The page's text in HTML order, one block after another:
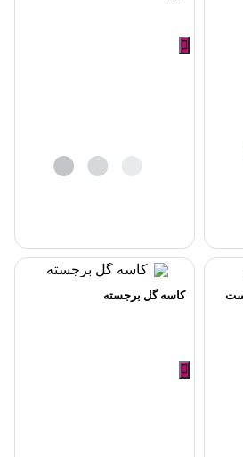
کاسه گل برجسته